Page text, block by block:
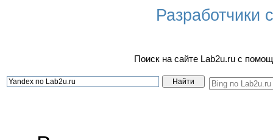
Разработчики
Поиск на сайте Lab2u.ru с